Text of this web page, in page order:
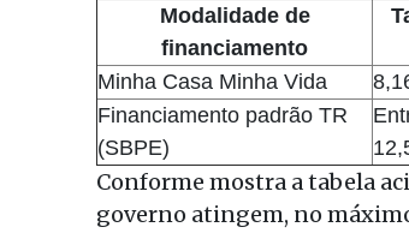
Modalidade de
financiamento
Minha Casa Minha Vida
Financiamento padrão TR
(SBPE)
Conforme mostra a tabela
governo atingem, no